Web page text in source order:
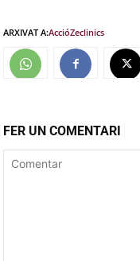
ARXIVAT A:AccióZeclinics
FER UN COMENTARI